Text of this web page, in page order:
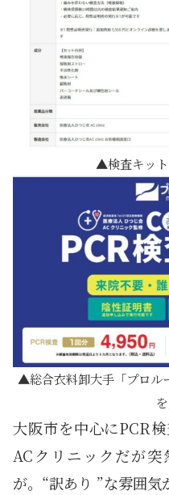
検査キッ
総合衣料卸大手「プロル
大阪市を中心にPCR
ACクリニックだが
が。“訳あり ”な雰囲気